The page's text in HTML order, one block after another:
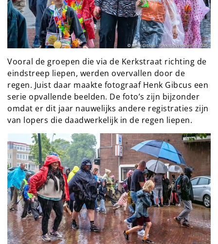
Vooral de groepen die via de Kerkstraat richting de
eindstreep liepen, werden overvallen door de
regen. Juist daar maakte fotograaf Henk Gibcus een
serie opvallende beelden. De foto’s zijn bijzonder
omdat er dit jaar nauwelijks andere registraties zijn
van lopers die daadwerkelijk in de regen liepen.